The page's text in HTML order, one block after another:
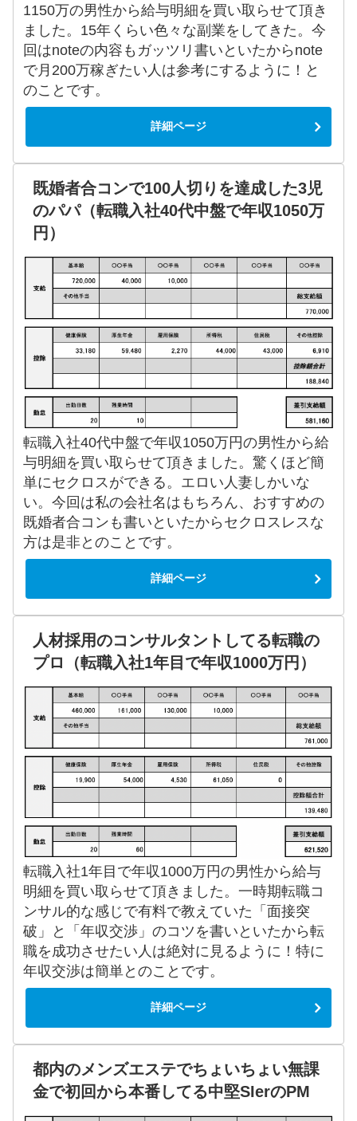
1150万の男性から給与明細を買い取らせて頂き
ました。15年くらい色々な副業をしてきた。今
回はnoteの内容もガッツリ書いといたからnote
で月200万稼ぎたい人は参考にするように！と
のことです。
詳細ページ
既婚者合コンで100人切りを達成した3児
のパパ（転職入社40代中盤で年収1050万
円）
転職入社40代中盤で年収1050万円の男性から給
与明細を買い取らせて頂きました。驚くほど簡
単にセクロスができる。エロい人妻しかいな
い。今回は私の会社名はもちろん、おすすめの
既婚者合コンも書いといたからセクロスレスな
方は是非とのことです。
詳細ページ
人材採用のコンサルタントしてる転職の
プロ（転職入社1年目で年収1000万円）
転職入社1年目で年収1000万円の男性から給与
明細を買い取らせて頂きました。一時期転職コ
ンサル的な感じで有料で教えていた「面接突
破」と「年収交渉」のコツを書いといたから転
職を成功させたい人は絶対に見るように！特に
年収交渉は簡単とのことです。
詳細ページ
都内のメンズエステでちょいちょい無課
金で初回から本番してる中堅SIerのPM